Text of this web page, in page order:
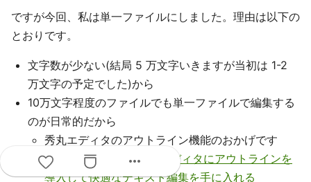
ですが今回、私は単一ファイルにしました。理由は以下の
とおりです。
文字数が少ない(結局 5 万文字いきますが当初は 1-2
万文字の予定でした)から
10万文字程度のファイルでも単一ファイルで編集する
のが日常的だから
秀丸エディタのアウトライン機能のおかげです
二度目ですが
テキストエディタにアウトラインを
導入して快適なテキスト編集を手に入れる
more_horiz